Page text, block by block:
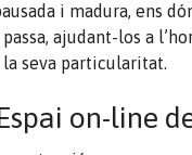
i madura, ens
ajudant-los a
seva particularitat.
on-line